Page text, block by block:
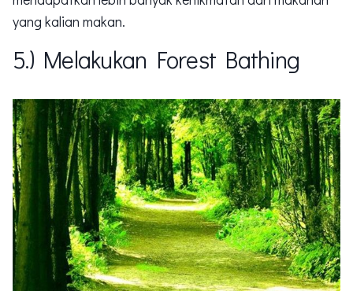
yang kalian makan.
5.) Melakukan Forest Bathing